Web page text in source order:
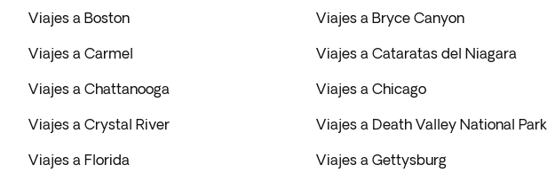
Viajes a Boston Viajes a Bryce Canyon
Viajes a Carmel Viajes a Cataratas del Niagara
Viajes a Chattanooga Viajes a Chicago
Viajes a Crystal River Viajes a Death Valley National Park
Viajes a Florida Viajes a Gettysburg